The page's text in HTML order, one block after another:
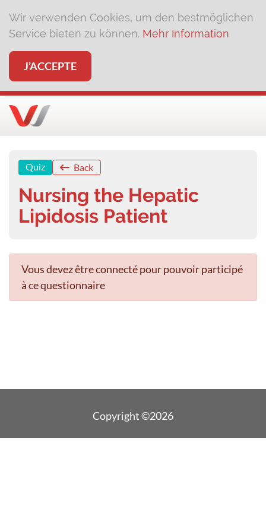
Wir verwenden Cookies, um den bestmöglichen
Service bieten zu können. Mehr Information
J’ACCEPTE
Quiz Back
Nursing the Hepatic
Lipidosis Patient
Vous devez être connecté pour pouvoir participé
à ce questionnaire
Copyright ©2026